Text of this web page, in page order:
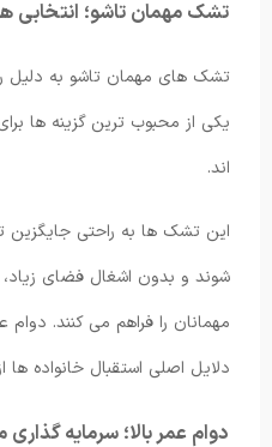
تشک مهمان تاشو؛ انتخابی
تشک های مهمان تاشو به دلیل
یکی از محبوب ترین گزینه ها
اند.
این تشک ها به راحتی
شوند و بدون اشغال فضای زیاد،
مهمانان را فراهم می کنند. دوام
دلایل اصلی استقبال خانواده
دوام عمر بالا؛ سرمایه